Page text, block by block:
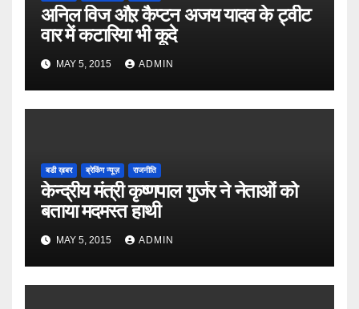
अनिल विज औऱ कैप्टन अजय यादव के ट्वीट
वार में कटारिया भी कूदे
MAY 5, 2015 ADMIN
बडी ख़बर ब्रेकिंग न्यूज़ राजनीति
केन्द्रीय मंत्री कृष्णपाल गुर्जर ने नेताओं को
बताया मदमस्त हाथी
MAY 5, 2015 ADMIN